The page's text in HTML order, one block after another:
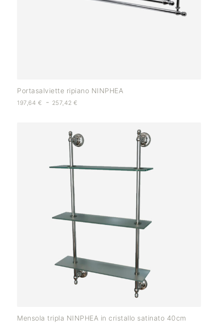
Portasalviette ripiano NINPHEA
197,64 € - 257,42€
Mensola tripla NINPHEA in cristallo satinato 40cm